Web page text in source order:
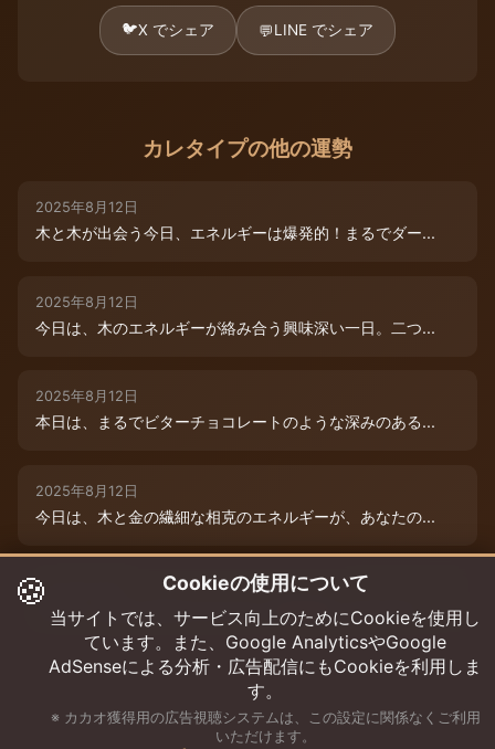
🐦X でシェア 💬LINE でシェア
カレタイプの他の運勢
2025年8月12日
木と木が出会う今日、エネルギーは爆発的！まるでダー...
2025年8月12日
今日は、木のエネルギーが絡み合う興味深い一日。二つ...
2025年8月12日
本日は、まるでビターチョコレートのような深みのある...
2025年8月12日
今日は、木と金の繊細な相克のエネルギーが、あなたの...
2025年8月9日
今日は、あなたの木のエネルギーが最高潮！まるでダー...
🍪 Cookieの使用について
当サイトでは、サービス向上のためにCookieを使用し
ています。また、Google AnalyticsやGoogle
AdSenseによる分析・広告配信にもCookieを利用しま
す。
※ カカオ獲得用の広告視聴システムは、この設定に関係なくご利用
いただけます。